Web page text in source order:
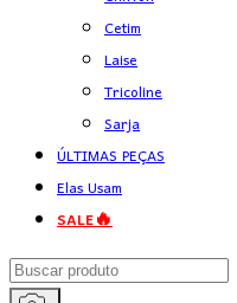
Cetim
Laise
Tricoline
Sarja
ÚLTIMAS PEÇAS
Elas Usam
SALE🔥